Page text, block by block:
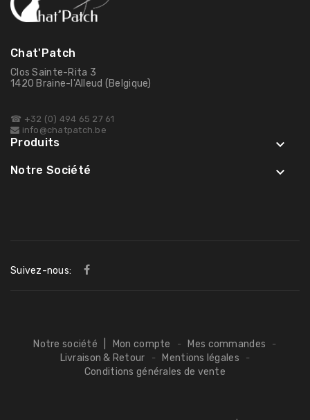
Chat'Patch
Clos Sainte-Rita 3
1420 Braine-l'Alleud (Belgique)
☎ +32 (0) 494 65 27 61
info@chatpatch.be
Produits 
Notre Société 
Suivez-nous:
Notre société Mon compte - Mes commandes -
Livraison & Retour - Mentions légales -
Conditions générales de vente